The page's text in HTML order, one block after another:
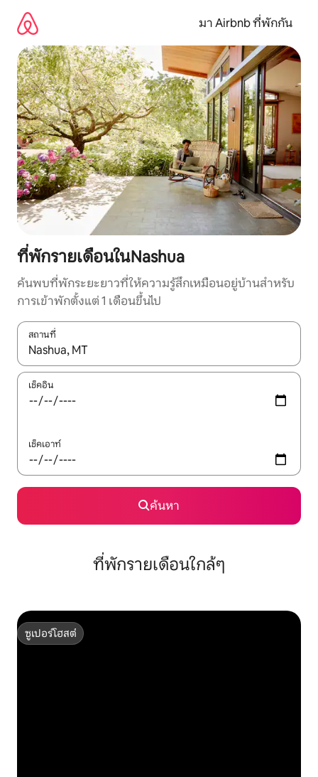
เนื้อหา
มา Airbnb ที่พักกัน
ที่พักรายเดือนในNashua
ค้นพบที่พักระยะยาวที่ให้ความรู้สึกเหมือนอยู่บ้านสำหรับ
การเข้าพักตั้งแต่ 1 เดือนขึ้นไป
สถานที่
ใช้ลูกศรขึ้นลง หรือใช้การสัมผัสหรือปัด เพื่อสำรวจผลการค้นหา
เช็คอิน
เช็คเอาท์
ค้นหา
ที่พักรายเดือนใกล้ๆ
ซูเปอร์โฮสต์
ซูเปอร์โฮสต์